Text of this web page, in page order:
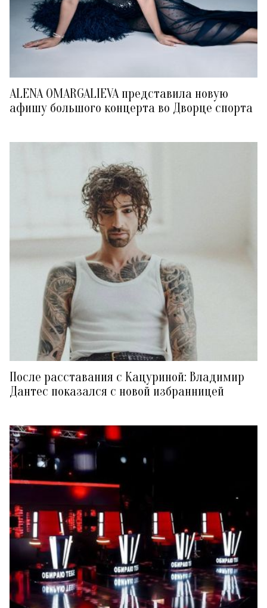
ALENA OMARGALIEVA представила новую
афишу большого концерта во Дворце спорта
После расставания с Кацуриной: Владимир
Дантес показался с новой избранницей